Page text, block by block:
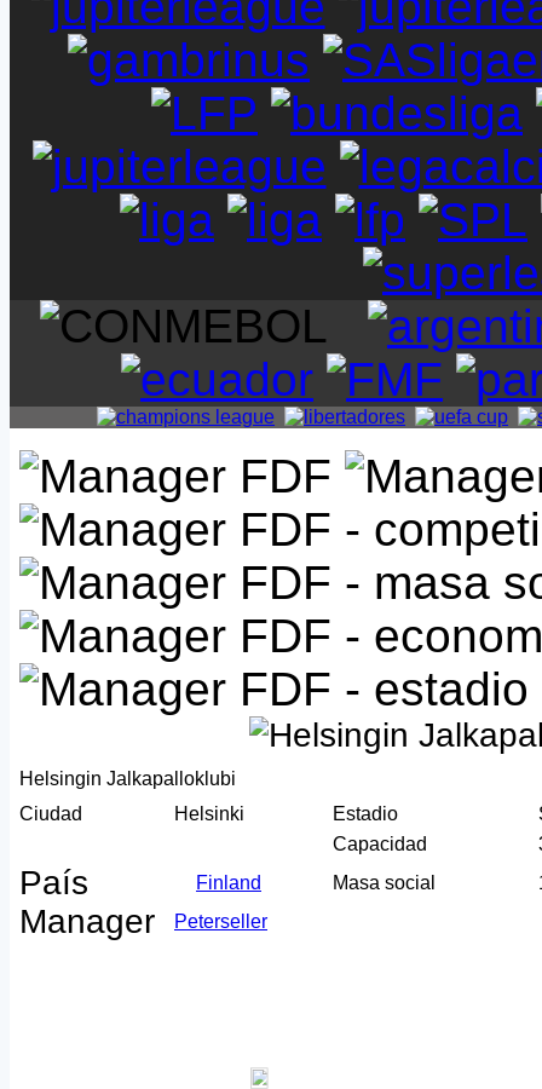
Helsingin Jalkapalloklubi
Ciudad
Helsinki Estadio
Capacidad
País Finland Masa social
Manager Peterseller